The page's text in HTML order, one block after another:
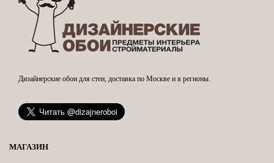
Дизайнерские обои для стен, доставка по Москве и в регионы.
МАГАЗИН